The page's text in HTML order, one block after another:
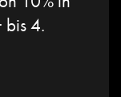
bis 4.